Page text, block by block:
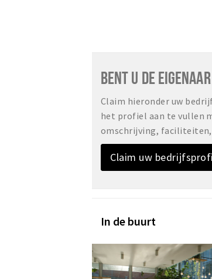
BENT U DE
Claim hieronder uw
het profiel aan te vullen
omschrijving, faciliteiten,
Claim uw
In de buurt